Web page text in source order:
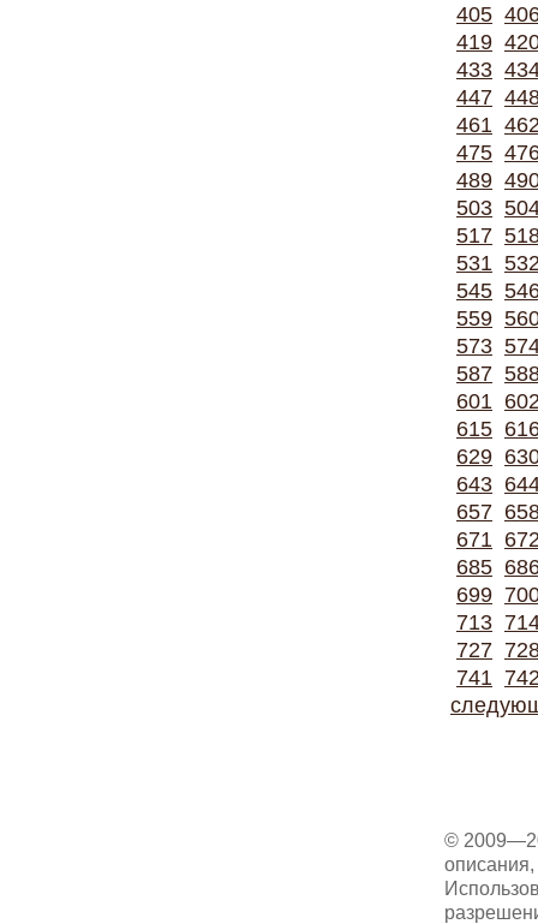
405
419
433
447
461
475
489
503
517
531
545
559
573
587
601
615
629
643
657
671
685
699
713
727
741
©
описания,